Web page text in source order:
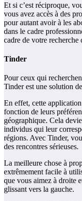
Et si c’est réciproque,
vous avez accès à des
pour autant avoir à les
dans le cadre
cadre de votre
Tinder
Pour ceux qui
Tinder est une solution
En effet, cette
fonction de leurs
géographique. Cela
individus qui leur
régions. Avec Tinder,
des rencontres sérieuses.
La meilleure chose à
extrêmement facile à
que vous aimez à droite
glissant vers la gauche.